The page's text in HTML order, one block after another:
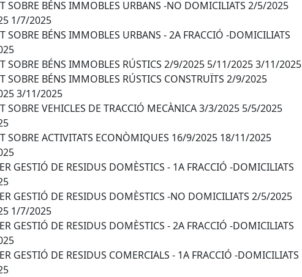
SOBRE BÉNS IMMOBLES URBANS -NO DOMICILIATS 2/5/2025
1/7/2025
SOBRE BÉNS IMMOBLES URBANS - 2A FRACCIÓ -DOMICILIATS
SOBRE BÉNS IMMOBLES RÚSTICS 2/9/2025 5/11/2025 3/11/2025
SOBRE BÉNS IMMOBLES RÚSTICS CONSTRUÏTS 2/9/2025
3/11/2025
SOBRE VEHICLES DE TRACCIÓ MECÀNICA 3/3/2025 5/5/2025
SOBRE ACTIVITATS ECONÒMIQUES 16/9/2025 18/11/2025
GESTIÓ DE RESIDUS DOMÈSTICS - 1A FRACCIÓ -DOMICILIATS
GESTIÓ DE RESIDUS DOMÈSTICS -NO DOMICILIATS 2/5/2025
1/7/2025
GESTIÓ DE RESIDUS DOMÈSTICS - 2A FRACCIÓ -DOMICILIATS
GESTIÓ DE RESIDUS COMERCIALS - 1A FRACCIÓ -DOMICILIATS